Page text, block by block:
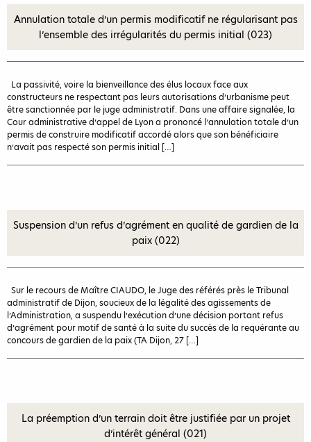
Annulation totale d’un permis modificatif ne régularisant pas
l’ensemble des irrégularités du permis initial (023)
La passivité, voire la bienveillance des élus locaux face aux
constructeurs ne respectant pas leurs autorisations d’urbanisme peut
être sanctionnée par le juge administratif. Dans une affaire signalée, la
Cour administrative d’appel de Lyon a prononcé l’annulation totale d’un
permis de construire modificatif accordé alors que son bénéficiaire
n’avait pas respecté son permis initial […]
Suspension d’un refus d’agrément en qualité de gardien de la
paix (022)
Sur le recours de Maître CIAUDO, le Juge des référés près le Tribunal
administratif de Dijon, soucieux de la légalité des agissements de
l’Administration, a suspendu l’exécution d’une décision portant refus
d’agrément pour motif de santé à la suite du succès de la requérante au
concours de gardien de la paix (TA Dijon, 27 […]
La préemption d’un terrain doit être justifiée par un projet
d’intérêt général (021)